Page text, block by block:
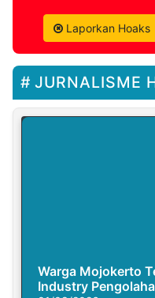
Laporkan Hoaks
JURNALISME
Warga Mojokerto
Industry